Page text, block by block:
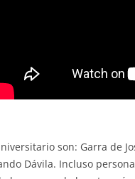
son: Garra de
Dávila. Incluso